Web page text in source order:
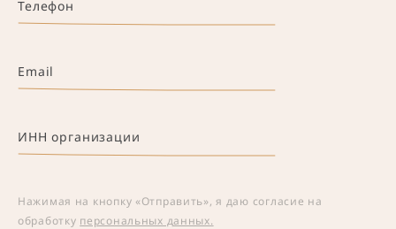
Телефон
Email
ИНН организации
Нажимая на кнопку «Отправить», я даю согласие на
обработку персональных данных.